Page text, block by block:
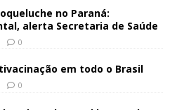
no Paraná:
alerta Secretaria de Saúde
0
em todo o Brasil
0